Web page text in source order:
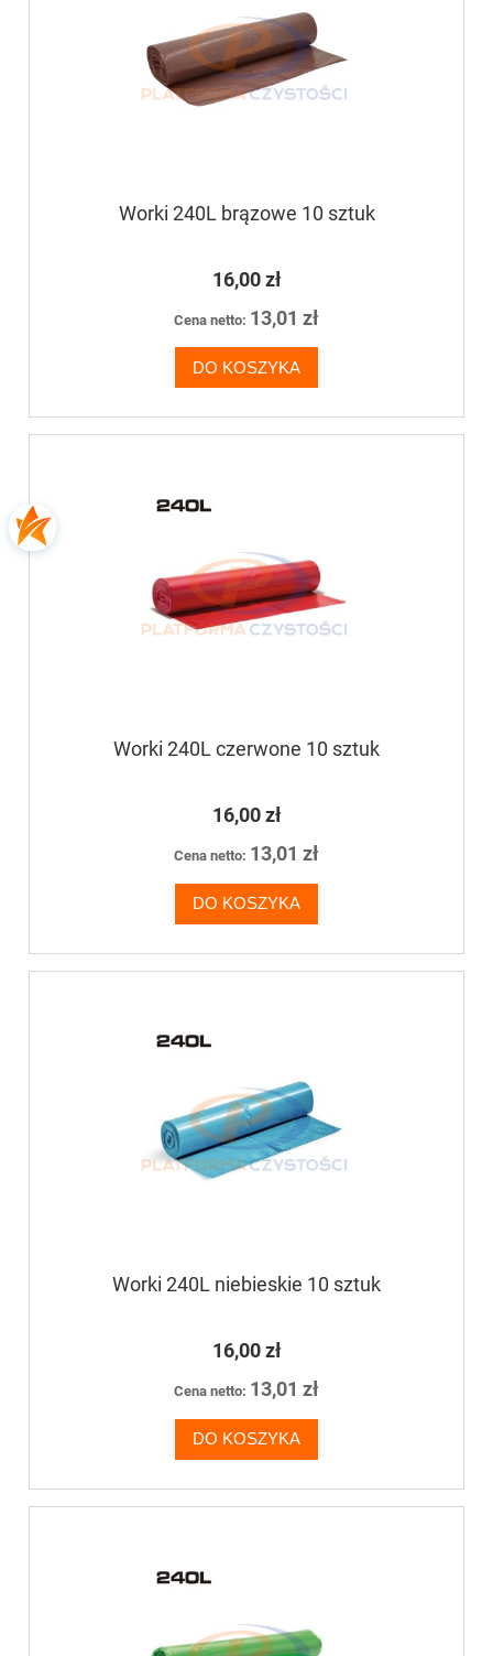
Worki 240L brązowe 10 sztuk
16,00 zł
Cena netto: 13,01 zł
DO KOSZYKA
Worki 240L czerwone 10 sztuk
16,00 zł
Cena netto: 13,01 zł
DO KOSZYKA
Worki 240L niebieskie 10 sztuk
16,00 zł
Cena netto: 13,01 zł
DO KOSZYKA